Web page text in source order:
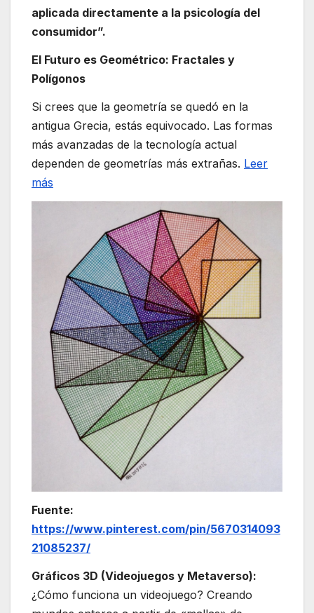
aplicada directamente a la psicología del
consumidor”.
El Futuro es Geométrico: Fractales y
Polígonos
Si crees que la geometría se quedó en la
antigua Grecia, estás equivocado. Las formas
más avanzadas de la tecnología actual
dependen de geometrías más extrañas. Leer
más
Fuente:
https://www.pinterest.com/pin/5670314093
21085237/
Gráficos 3D (Videojuegos y Metaverso):
¿Cómo funciona un videojuego? Creando